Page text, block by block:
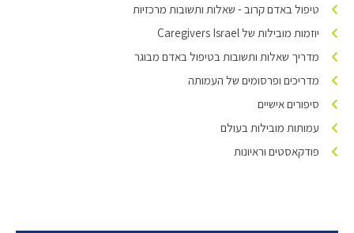
טיפול באדם קרוב - שאלות ותשובות מרכזיות
יוזמות מובילות של Caregivers Israel
מדריך שאלות ותשובות בטיפול באדם מבוגר
מדריכים ופרסומים של העמותה
סיפורים אישיים
עמותות מובילות בעולם
פודקאסטים וראיונות